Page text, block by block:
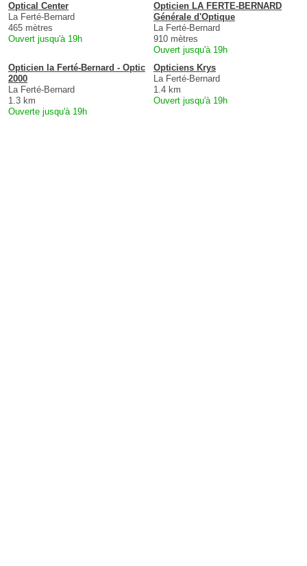
Optical Center
La Ferté-Bernard
465 mètres
Ouvert jusqu'à 19h
Opticien LA FERTE-BERNARD
Générale d'Optique
La Ferté-Bernard
910 mètres
Ouvert jusqu'à 19h
Opticien la Ferté-Bernard - Optic
2000
La Ferté-Bernard
1.3 km
Ouverte jusqu'à 19h
Opticiens Krys
La Ferté-Bernard
1.4 km
Ouvert jusqu'à 19h